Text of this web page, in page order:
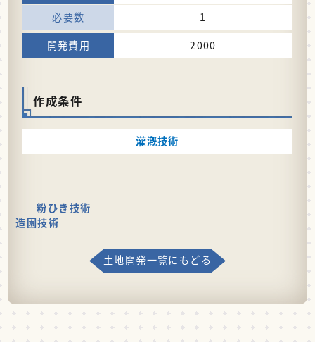
1
2000
作成条件
灌漑技術
粉ひき技術
造園技術
土地開発一覧にもどる